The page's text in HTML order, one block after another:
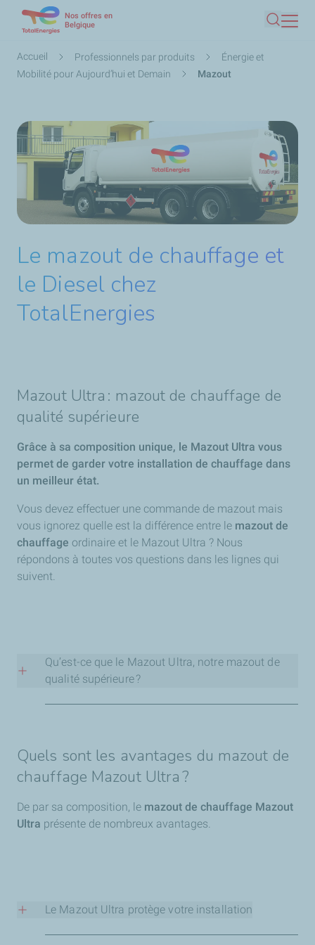
contenu
principal
Nos offres en
Belgique
Fil
d'Ariane
Accueil Professionnels par produits
Énergie et
Mobilité pour Aujourd’hui et Demain
Mazout
Le mazout de chauffage et
le Diesel chez
TotalEnergies
Mazout Ultra : mazout de chauffage de
qualité supérieure
Grâce à sa composition unique, le Mazout Ultra vous
permet de garder votre installation de chauffage dans
un meilleur état.
Vous devez effectuer une commande de mazout mais
vous ignorez quelle est la différence entre le mazout de
chauffage ordinaire et le Mazout Ultra ? Nous
répondons à toutes vos questions dans les lignes qui
suivent.
Qu’est-ce que le Mazout Ultra, notre mazout de
qualité supérieure ?
mazout de chauffage Mazout Ultrase distingue du
avantages, notamment des agents anticorrosion et
antioxydants.
Quels sont les avantages du mazout de
chauffage Mazout Ultra ?
De par sa composition, le mazout de chauffage Mazout
Ultra présente de nombreux avantages.
Le Mazout Ultra protège votre installation
Grâce à l’additif anticorrosion contenu dans sa